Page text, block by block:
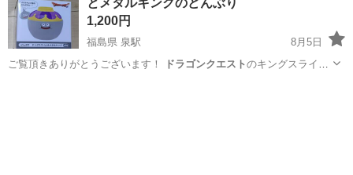
とメタルキングのどんぶり
1,200円
福島県 泉駅
8月5日
ご覧頂きありがとうございます！
ドラゴンクエストのキングスライム